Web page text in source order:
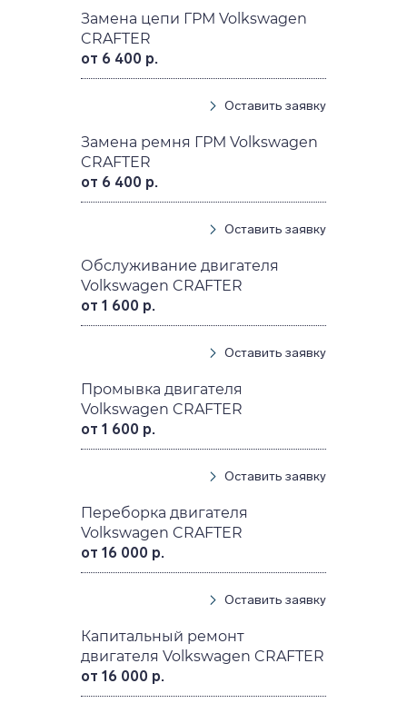
Замена цепи ГРМ Volkswagen
CRAFTER
от 6 400 р.
Оставить заявку
Замена ремня ГРМ Volkswagen
CRAFTER
от 6 400 р.
Оставить заявку
Обслуживание двигателя
Volkswagen CRAFTER
от 1 600 р.
Оставить заявку
Промывка двигателя
Volkswagen CRAFTER
от 1 600 р.
Оставить заявку
Переборка двигателя
Volkswagen CRAFTER
от 16 000 р.
Оставить заявку
Капитальный ремонт
двигателя Volkswagen CRAFTER
от 16 000 р.